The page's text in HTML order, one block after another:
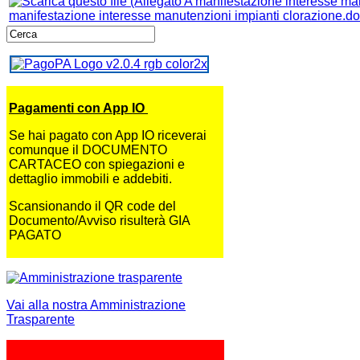
manifestazione interesse manutenzioni impianti
Pagamenti con App IO
Se hai pagato con App IO riceverai
comunque il DOCUMENTO
CARTACEO con spiegazioni e
dettaglio immobili e addebiti.
Scansionando il QR code del
Documento/Avviso risulterà GIA
PAGATO
Vai alla nostra Amministrazione
Trasparente